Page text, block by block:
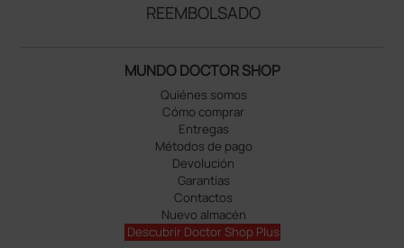
REEMBOLSADO
MUNDO DOCTOR SHOP
Quiénes somos
Cómo comprar
Entregas
Métodos de pago
Devolución
Garantías
Contactos
Nuevo almacén
Descubrir Doctor Shop Plus